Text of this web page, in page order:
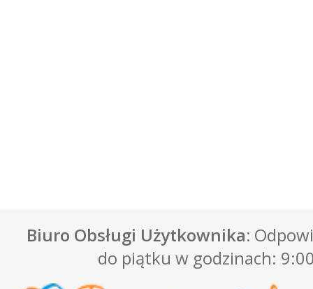
Biuro Obsługi Użytkownika:
do piątku w godzinach: